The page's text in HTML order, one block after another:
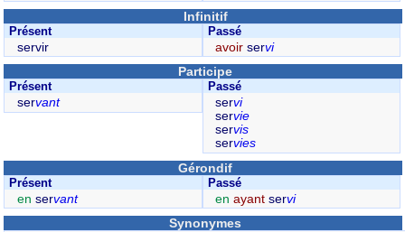
Infinitif
Présent
servir
Passé
avoir servi
Participe
Présent
servant
Passé
servi
servie
servis
servies
Gérondif
Présent
en servant
Passé
enayant servi
Synonymes